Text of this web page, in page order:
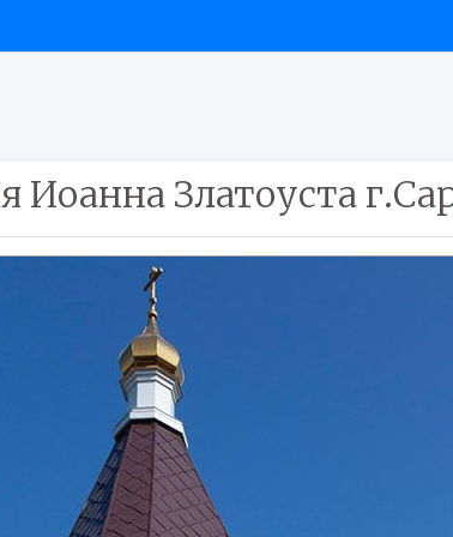
Иоанна Златоуста